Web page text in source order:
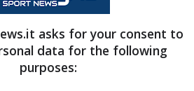
asks for your consent to
data for the following
purposes: